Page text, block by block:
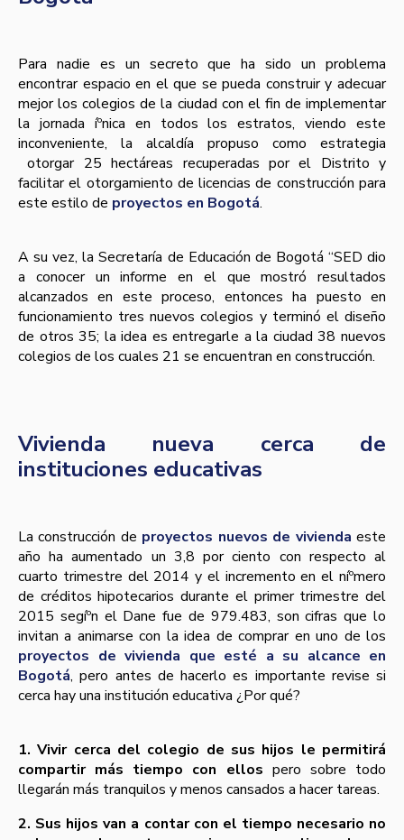
Para nadie es un secreto que ha sido un problema
encontrar espacio en el que se pueda construir y adecuar
mejor los colegios de la ciudad con el fin de implementar
la jornada íºnica en todos los estratos, viendo este
inconveniente, la alcaldí­a propuso como estrategia
otorgar 25 hectáreas recuperadas por el Distrito y
facilitar el otorgamiento de licencias de construcción para
este estilo de proyectos en Bogotá.
A su vez, la Secretarí­a de Educación de Bogotá “SED dio
a conocer un informe en el que mostró resultados
alcanzados en este proceso, entonces ha puesto en
funcionamiento tres nuevos colegios y terminó el diseño
de otros 35; la idea es entregarle a la ciudad 38 nuevos
colegios de los cuales 21 se encuentran en construcción.
Vivienda nueva cerca de
instituciones educativas
La construcción de proyectos nuevos de vivienda este
año ha aumentado un 3,8 por ciento con respecto al
cuarto trimestre del 2014 y el incremento en el níºmero
de créditos hipotecarios durante el primer trimestre del
2015 segíºn el Dane fue de 979.483, son cifras que lo
invitan a animarse con la idea de comprar en uno de los
proyectos de vivienda que esté a su alcance en
Bogotá, pero antes de hacerlo es importante revise si
cerca hay una institución educativa ¿Por qué?
1. Vivir cerca del colegio de sus hijos le permitirá
compartir más tiempo con ellos pero sobre todo
llegarán más tranquilos y menos cansados a hacer tareas.
2. Sus hijos van a contar con el tiempo necesario no